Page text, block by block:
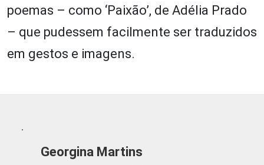
poemas – como ‘Paixão’, de Adélia Prado
– que pudessem facilmente ser traduzidos
em gestos e imagens.
Georgina Martins